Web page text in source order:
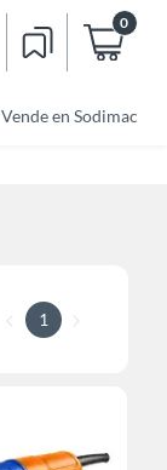
0
Vende en Sodimac
1